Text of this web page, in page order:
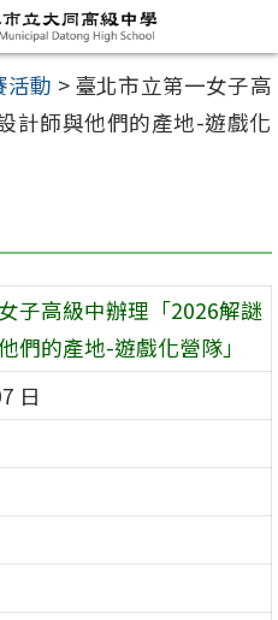
活動 > 臺北市立第一女子高
計師與他們的產地-遊戲化
子高級中辦理「2026解謎
們的產地-遊戲化營隊」
日